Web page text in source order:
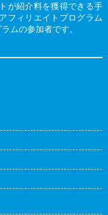
が紹介料を獲得できる手
フィリエイトプログラム
ムの参加者です。